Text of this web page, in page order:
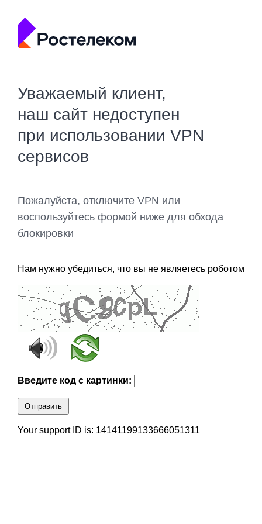
Уважаемый клиент,
наш сайт недоступен
при использовании VPN
сервисов
Пожалуйста, отключите VPN или
воспользуйтесь формой ниже для обхода
блокировки
Нам нужно убедиться, что вы не являетесь роботом
Введите код с картинки:
Отправить
Your support ID is: 14141199133666051311